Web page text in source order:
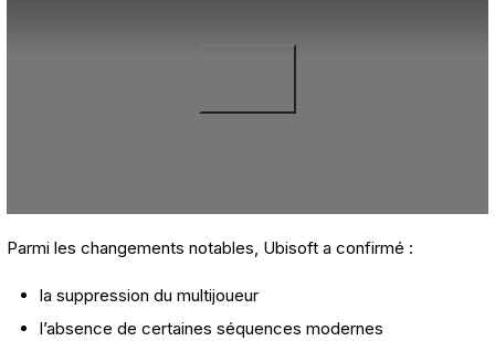
Parmi les changements notables, Ubisoft a confirmé :
la suppression du multijoueur
l’absence de certaines séquences modernes